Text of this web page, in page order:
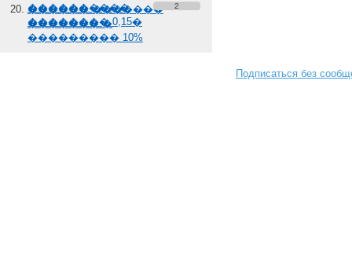
����������
�������� 0,15�
������ �������
������� �
��������� 10%
2
Подписаться без